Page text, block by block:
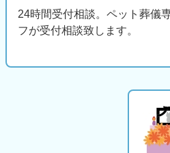
24時間受付相談。ペット葬儀
フが受付相談致します。